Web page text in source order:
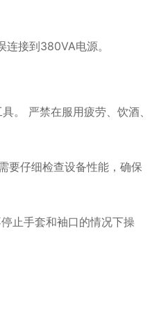
接到380VA电源。
。 严禁在服用疲劳、饮酒、
仔细检查设备性能，确保
止手套和袖口的情况下操